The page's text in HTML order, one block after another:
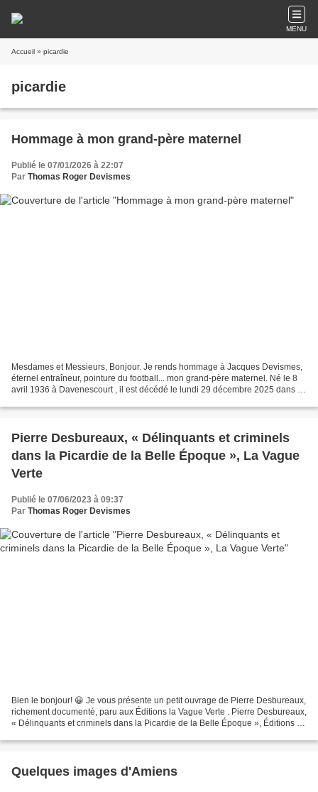
MENU
Accueil » picardie
picardie
Hommage à mon grand-père maternel
Publié le 07/01/2026 à 22:07
Par Thomas Roger Devismes
Mesdames et Messieurs, Bonjour. Je rends hommage à Jacques Devismes,
éternel entraîneur, pointure du football... mon grand-père maternel. Né le 8
avril 1936 à Davenescourt , il est décédé le lundi 29 décembre 2025 dans le
Pierre Desbureaux, « Délinquants et criminels
dans la Picardie de la Belle Époque », La Vague
Verte
Publié le 07/06/2023 à 09:37
Par Thomas Roger Devismes
Bien le bonjour! 😀 Je vous présente un petit ouvrage de Pierre Desbureaux,
richement documenté, paru aux Éditions la Vague Verte . Pierre Desbureaux,
« Délinquants et criminels dans la Picardie de la Belle Époque », Éditions la
Quelques images d'Amiens